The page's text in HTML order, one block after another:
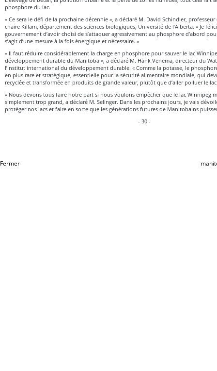
phosphore du lac.
« Ce sera le défi de la prochaine décennie », a déclaré M. David Schindler,
chaire Killam, département des sciences biologiques, Université de l’Alberta. « Je
gouvernement d’avoir choisi de s’attaquer agressivement au phosphore d’abord
s’agit d’une mesure à la fois énergique et nécessaire. »
« Il faut réduire considérablement la charge en phosphore pour sauver le lac
développement durable du Manitoba », a déclaré M. Hank Venema, directeur du
l’Institut international du développement durable. « Comme la potasse, le
en plus rare et stratégique, essentielle pour la sécurité alimentaire mondiale, qui
recyclée et transformée en produits de grande valeur, plutôt que d’aller polluer le
« Nous devons tous faire notre part si nous voulons empêcher que le lac Winnipeg
simplement trop grand, a déclaré M. Selinger. Dans les prochains jours, je vais
protéger nos lacs et faire en sorte que les générations futures de Manitobains
- 30 -
Fermer